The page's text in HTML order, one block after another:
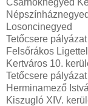
Losoncinegyed
Tetőcsere
Felsőrákos
Kertváros 10.
Tetőcsere
Herminamező
Kiszugló XIV.